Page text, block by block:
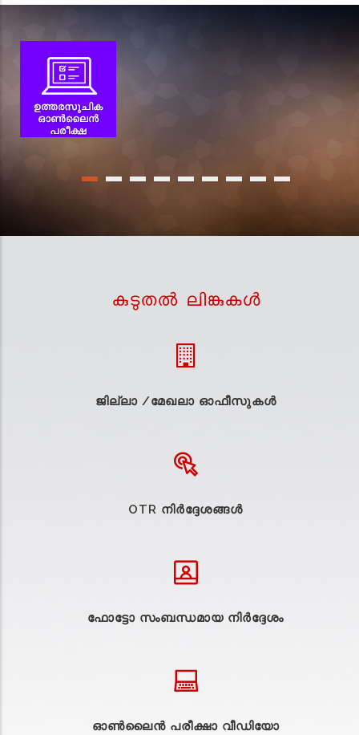
കുടുതല്‍ ലിങ്കുകള്‍
ജില്ലാ /മേഖലാ ഓഫീസുകള്‍
OTR നിർദ്ദേശങ്ങൾ
ഫോട്ടോ സംബന്ധമായ നിർദ്ദേശം
ഓൺലൈൻ പരീക്ഷാ വീഡിയോ